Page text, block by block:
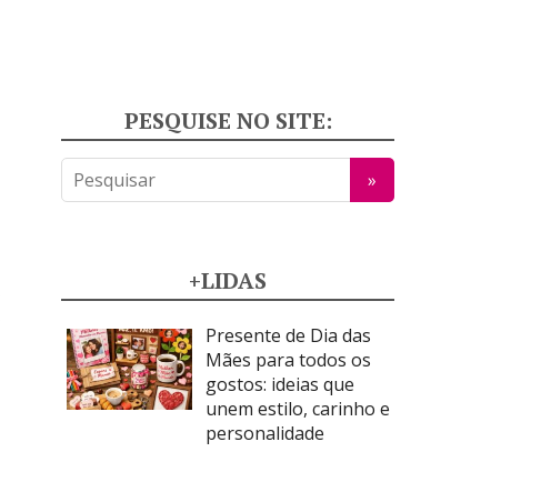
PESQUISE NO SITE:
+LIDAS
Presente de Dia das
Mães para todos os
gostos: ideias que
unem estilo, carinho e
personalidade